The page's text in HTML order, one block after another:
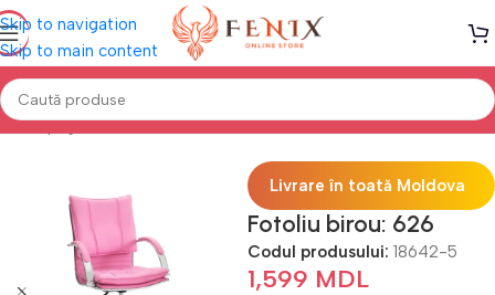
Skip to navigation
Skip to main content
Prima pagină Mobilă BIROU Fotolii birou
Livrare în toată Moldova
Fotoliu birou: 626
Codul produsului: 18642-5
1,599 MDL